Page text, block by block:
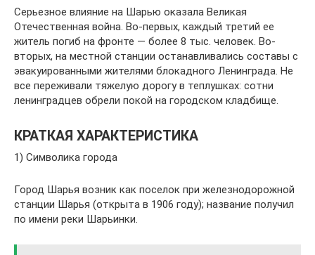
Серьезное влияние на Шарью оказала Великая
Отечественная война. Во-первых, каждый третий ее
житель погиб на фронте — более 8 тыс. человек. Во-
вторых, на местной станции останавливались составы с
эвакуированными жителями блокадного Ленинграда. Не
все переживали тяжелую дорогу в теплушках: сотни
ленинградцев обрели покой на городском кладбище.
КРАТКАЯ ХАРАКТЕРИСТИКА
1) Символика города
Город Шарья возник как поселок при железнодорожной
станции Шарья (открыта в 1906 году); название получил
по имени реки Шарьинки.